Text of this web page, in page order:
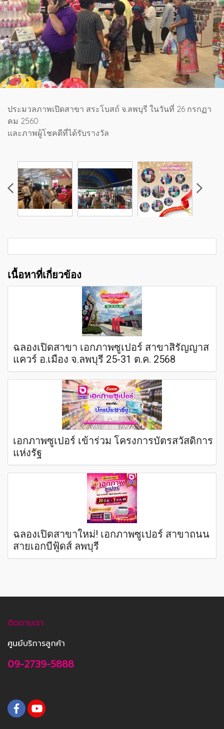
ประมวลภาพเปิดสาขา สระโบสถ์ จ.ลพบุรี ในวันที่ 26 กรกฏา
คม 2560
และภาพผู้โชคดีที่ได้รับรางวัล
เนื้อหาที่เกี่ยวข้อง
ฉลองเปิดสาขา เอกภาพซูเปอร์ สาขาสิรัญญาส
แควร์ อ.เมือง จ.ลพบุรี 25-31 ต.ค. 2568
เอกภาพซูเปอร์ เข้าร่วม โครงการบัตรสวัสดิการ
แห่งรัฐ
ฉลองเปิดสาขาใหม่! เอกภาพซูเปอร์ สาขาถนน
สายเอกบีฟู้ดส์ ลพบุรี
ติดตามเรา
ศูนย์บริการลูกค้า
09-2739-5888